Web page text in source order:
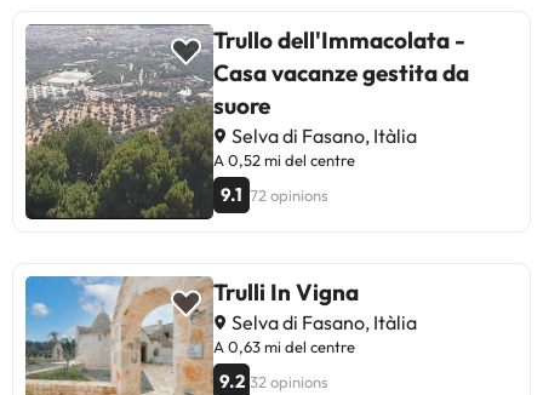
Trullo dell'Immacolata -
Casa vacanze gestita da
suore
Selva di Fasano, Itàlia
A 0,52 mi del centre
9.1 72 opinions
Trulli In Vigna
Selva di Fasano, Itàlia
A 0,63 mi del centre
9.2 32 opinions